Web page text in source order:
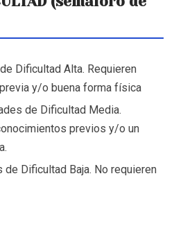
Dificultad Alta. Requieren
y/o buena forma física
de Dificultad Media.
previos y/o un
de Dificultad Baja. No requieren